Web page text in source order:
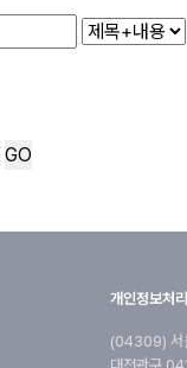
GO
개인정보처
(04309) 서